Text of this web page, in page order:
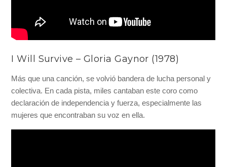
I Will Survive – Gloria Gaynor (1978)
Más que una canción, se volvió bandera de lucha personal y
colectiva. En cada pista, miles cantaban este coro como
declaración de independencia y fuerza, especialmente las
mujeres que encontraban su voz en ella.